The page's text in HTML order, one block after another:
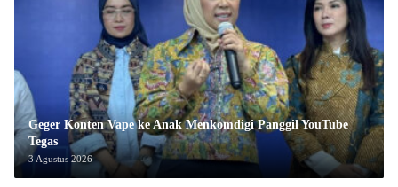
Geger Konten Vape ke Anak Menkomdigi Panggil YouTube
Tegas
3 Agustus 2026